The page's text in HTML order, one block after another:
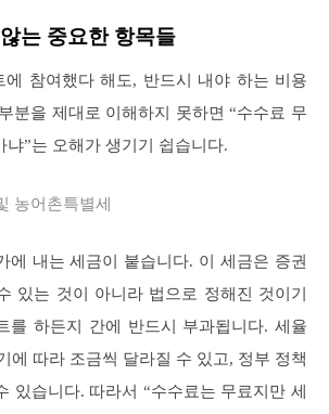
는 중요한 항목들
에 참여했다 해도, 반드시 내야 하는 비용
분을 제대로 이해하지 못하면 “수수료 무
냐”는 오해가 생기기 쉽습니다.
농어촌특별세
에 내는 세금이 붙습니다. 이 세금은 증권
있는 것이 아니라 법으로 정해진 것이기
를 하든지 간에 반드시 부과됩니다. 세율
에 따라 조금씩 달라질 수 있고, 정부 정책
있습니다. 따라서 “수수료는 무료지만 세